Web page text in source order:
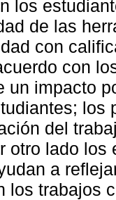
los
de las
con
con
un impacto
los
del
otro lado los
a
los trabajos